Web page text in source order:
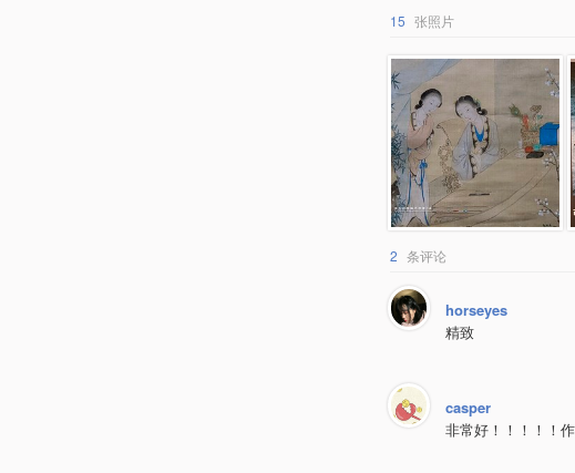
15 张照片
2 条评论
horseyes
精致
casper
非常好！！！！！